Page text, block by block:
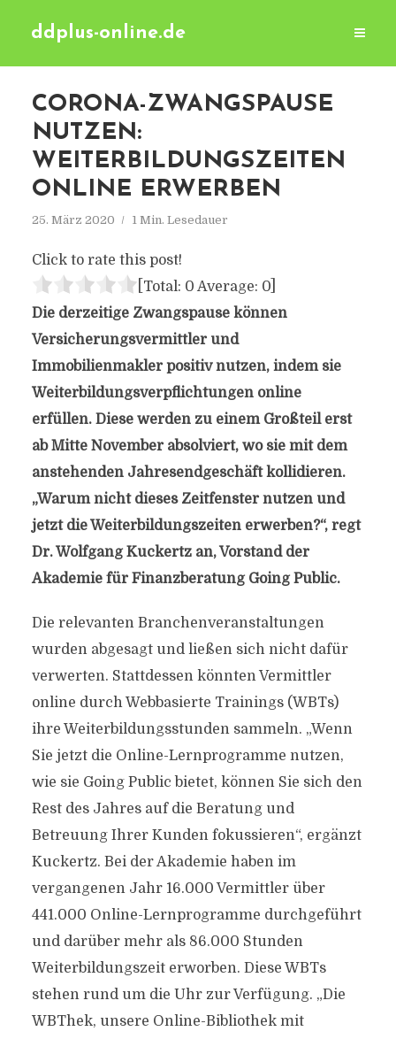
ddplus-online.de
CORONA-ZWANGSPAUSE
NUTZEN:
WEITERBILDUNGSZEITEN
ONLINE ERWERBEN
25. März 2020 1 Min. Lesedauer
Click to rate this post!
[Total: 0 Average: 0]
Die derzeitige Zwangspause können
Versicherungsvermittler und
Immobilienmakler positiv nutzen, indem sie
Weiterbildungsverpflichtungen online
erfüllen. Diese werden zu einem Großteil erst
ab Mitte November absolviert, wo sie mit dem
anstehenden Jahresendgeschäft kollidieren.
„Warum nicht dieses Zeitfenster nutzen und
jetzt die Weiterbildungszeiten erwerben?“, regt
Dr. Wolfgang Kuckertz an, Vorstand der
Akademie für Finanzberatung Going Public.
Die relevanten Branchenveranstaltungen
wurden abgesagt und ließen sich nicht dafür
verwerten. Stattdessen könnten Vermittler
online durch Webbasierte Trainings (WBTs)
ihre Weiterbildungsstunden sammeln. „Wenn
Sie jetzt die Online-Lernprogramme nutzen,
wie sie Going Public bietet, können Sie sich den
Rest des Jahres auf die Beratung und
Betreuung Ihrer Kunden fokussieren“, ergänzt
Kuckertz. Bei der Akademie haben im
vergangenen Jahr 16.000 Vermittler über
441.000 Online-Lernprogramme durchgeführt
und darüber mehr als 86.000 Stunden
Weiterbildungszeit erworben. Diese WBTs
stehen rund um die Uhr zur Verfügung. „Die
WBThek, unsere Online-Bibliothek mit